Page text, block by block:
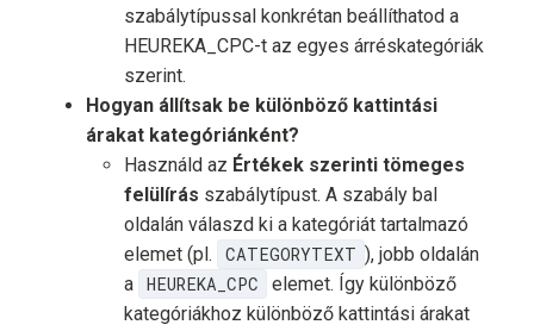
szabálytípussal konkrétan beállíthatod a
HEUREKA_CPC-t az egyes árréskategóriák
szerint.
Hogyan állítsak be különböző kattintási
árakat kategóriánként?
Használd az Értékek szerinti tömeges
felülírás szabálytípust. A szabály bal
oldalán válaszd ki a kategóriát tartalmazó
elemet (pl.
CATEGORYTEXT ), jobb oldalán
a HEUREKA_CPC
elemet. Így különböző
kategóriákhoz különböző kattintási árakat